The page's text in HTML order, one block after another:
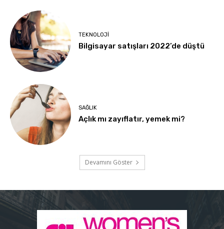
TEKNOLOJI
Bilgisayar satışları 2022’de düştü
SAĞLIK
Açlık mı zayıflatır, yemek mi?
Devamını Göster